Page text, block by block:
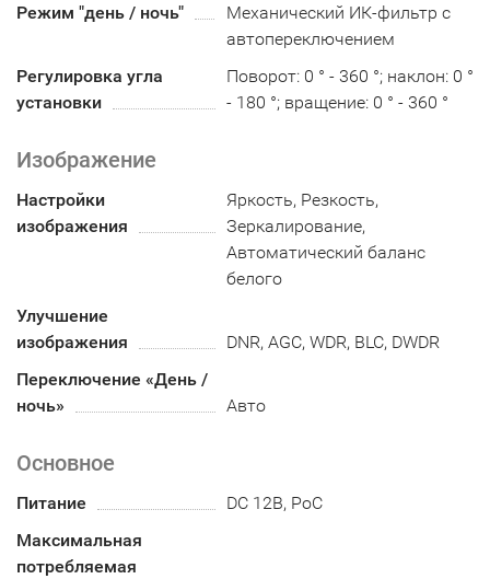
Режим "день / ночь"
Механический ИК-фильтр с
автопереключением
Регулировка угла
установки
Поворот: 0 ° - 360 °; наклон: 0 °
- 180 °; вращение: 0 ° - 360 °
Изображение
Настройки
изображения
Яркость, Резкость,
Зеркалирование,
Автоматический баланс
белого
Улучшение
изображения
DNR, AGC, WDR, BLC, DWDR
Переключение «День /
ночь»
Авто
Основное
Питание
DC 12В, PoC
Максимальная
потребляемая